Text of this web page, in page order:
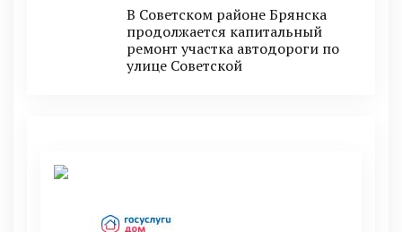
В Советском районе Брянска
продолжается капитальный
ремонт участка автодороги по
улице Советской